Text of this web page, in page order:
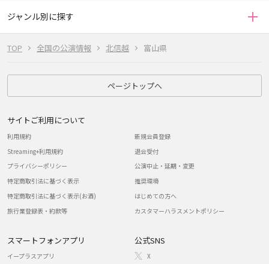
TOP 全国の公演情報 北信越 富山県
ジャンル別に探す
ページトップへ
サイトご利用について
利用規約
Streaming+利用規約
プライバシーポリシー
特定商取引法に基づく表示
特定商取引法に基づく表示(お酒)
旅行業登録表・約款等
新規会員登録
退会受付
公演中止・延期・変更
推奨環境
はじめての方へ
カスタマーハラスメントポリシー
スマートフォンアプリ
イープラスアプリ
公式SNS
X